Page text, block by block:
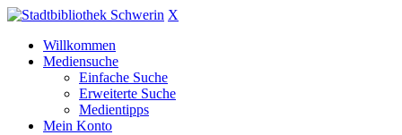
X
Willkommen
Mediensuche
Einfache Suche
Erweiterte Suche
Medientipps
Mein Konto